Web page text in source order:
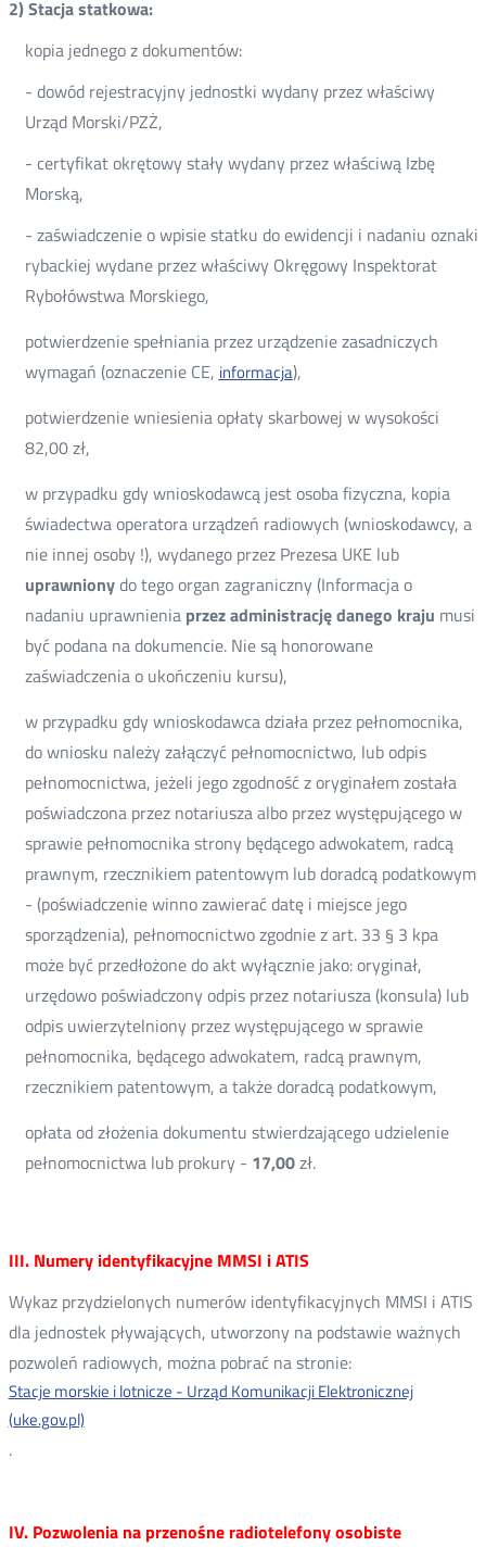
2) Stacja statkowa:
kopia jednego z dokumentów:
- dowód rejestracyjny jednostki wydany przez właściwy
Urząd Morski/PZŻ,
- certyfikat okrętowy stały wydany przez właściwą Izbę
Morską,
- zaświadczenie o wpisie statku do ewidencji i nadaniu oznaki
rybackiej wydane przez właściwy Okręgowy Inspektorat
Rybołówstwa Morskiego,
potwierdzenie spełniania przez urządzenie zasadniczych
wymagań (oznaczenie CE, informacja),
potwierdzenie wniesienia opłaty skarbowej w wysokości
82,00 zł,
w przypadku gdy wnioskodawcą jest osoba fizyczna, kopia
świadectwa operatora urządzeń radiowych (wnioskodawcy, a
nie innej osoby !), wydanego przez Prezesa UKE lub
uprawnionydo tego organ zagraniczny (Informacja o
nadaniu uprawnienia przez administrację danego kraju musi
być podana na dokumencie. Nie są honorowane
zaświadczenia o ukończeniu kursu),
w przypadku gdy wnioskodawca działa przez pełnomocnika,
do wniosku należy załączyć pełnomocnictwo, lub odpis
pełnomocnictwa, jeżeli jego zgodność z oryginałem została
poświadczona przez notariusza albo przez występującego w
sprawie pełnomocnika strony będącego adwokatem, radcą
prawnym, rzecznikiem patentowym lub doradcą podatkowym
- (poświadczenie winno zawierać datę i miejsce jego
sporządzenia), pełnomocnictwo zgodnie z art. 33 § 3 kpa
może być przedłożone do akt wyłącznie jako: oryginał,
urzędowo poświadczony odpis przez notariusza (konsula) lub
odpis uwierzytelniony przez występującego w sprawie
pełnomocnika, będącego adwokatem, radcą prawnym,
rzecznikiem patentowym, a także doradcą podatkowym,
opłata od złożenia dokumentu stwierdzającego udzielenie
pełnomocnictwa lub prokury - 17,00zł.
III. Numery identyfikacyjne MMSI i ATIS
Wykaz przydzielonych numerów identyfikacyjnych MMSI i ATIS
dla jednostek pływających, utworzony na podstawie ważnych
pozwoleń radiowych, można pobrać na stronie:
Stacje morskie i lotnicze - Urząd Komunikacji Elektronicznej
(uke.gov.pl)
.
IV. Pozwolenia na przenośne radiotelefony osobiste